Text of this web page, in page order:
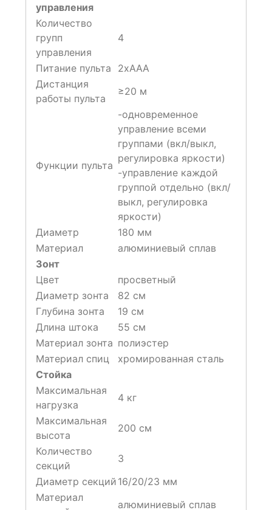
управления
Количество
групп
управления
4
Питание пульта
2хААА
Дистанция
работы пульта
≥20 м
Функции пульта
-одновременное
управление всеми
группами (вкл/выкл,
регулировка яркости)
-управление каждой
группой отдельно (вкл/
выкл, регулировка
яркости)
Диаметр
180 мм
Материал
алюминиевый сплав
Зонт
Цвет
просветный
Диаметр зонта
82 см
Глубина зонта
19 см
Длина штока
55 см
Материал зонта полиэстер
Материал спиц
хромированная сталь
Стойка
Максимальная
нагрузка
4 кг
Максимальная
высота
200 см
Количество
секций
3
Диаметр секций 16/20/23 мм
Материал
алюминиевый сплав